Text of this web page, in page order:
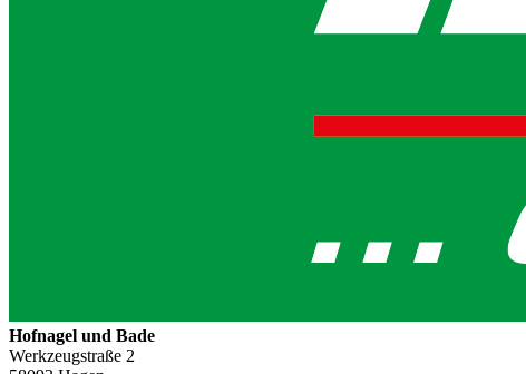
Hofnagel und Bade
Werkzeugstraße 2